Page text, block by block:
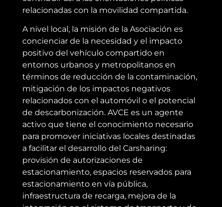
relacionadas con la movilidad compartida.
A nivel local, la misión de la Asociación es
concienciar de la necesidad y el impacto
positivo del vehículo compartido en
entornos urbanos y metropolitanos en
términos de reducción de la contaminación,
mitigación de los impactos negativos
relacionados con el automóvil o el potencial
de descarbonización. AVCE es un agente
activo que tiene el conocimiento necesario
para promover iniciativas locales destinadas
a facilitar el desarrollo del Carsharing:
provisión de autorizaciones de
estacionamiento, espacios reservados para
estacionamiento en vía pública,
infraestructura de recarga, mejora de la